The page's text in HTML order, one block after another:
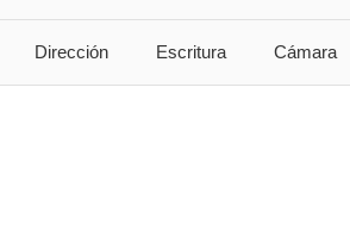
Dirección Escritura Cámara